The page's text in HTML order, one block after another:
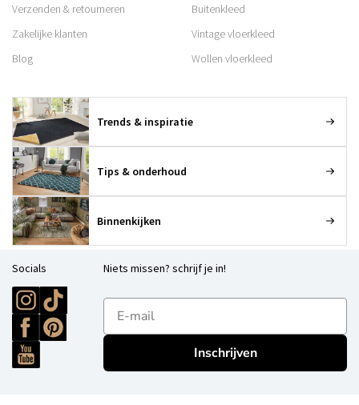
Verzenden & retourneren
Zakelijke klanten
Blog
Buitenkleed
Vintage vloerkleed
Wollen vloerkleed
Trends & inspiratie
Tips & onderhoud
Binnenkijken
Socials Niets missen? schrijf je in!
E-mailadres
Inschrijven